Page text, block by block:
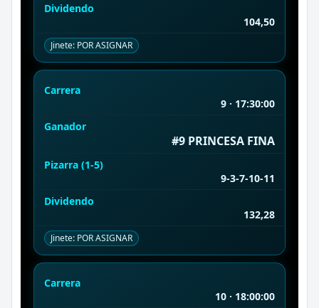
Dividendo
104,50
Jinete: POR ASIGNAR
Carrera
9 · 17:30:00
Ganador
#9 PRINCESA FINA
Pizarra (1-5)
9-3-7-10-11
Dividendo
132,28
Jinete: POR ASIGNAR
Carrera
10 · 18:00:00